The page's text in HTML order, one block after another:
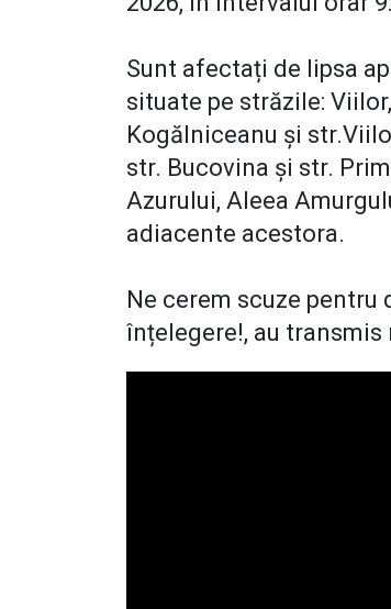
Sunt afectați de lipsa
situate pe străzile:
Kogălniceanu și
str. Bucovina și str.
Azurului, Aleea
adiacente acestora.
Ne cerem scuze
înțelegere!, au